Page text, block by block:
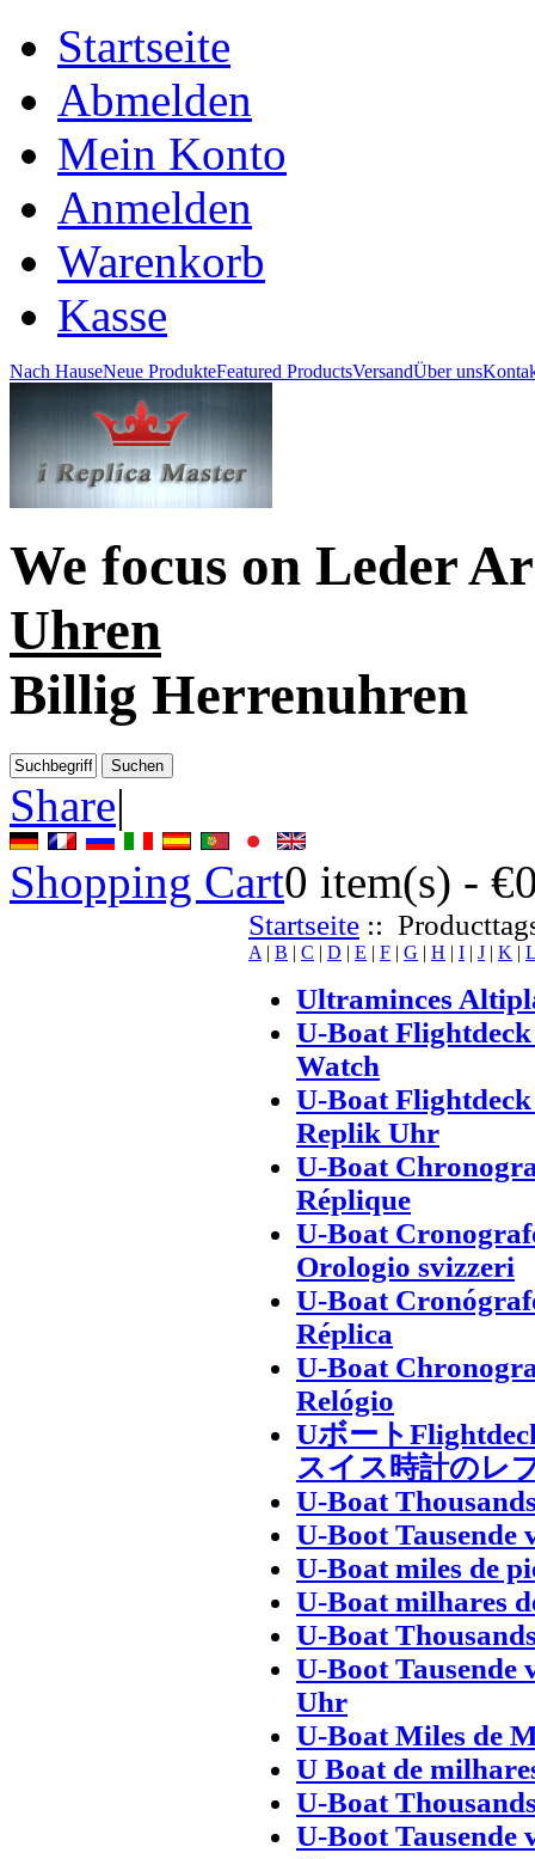
Startseite
Abmelden
Mein Konto
Anmelden
Warenkorb
Kasse
Nach HauseNeue ProdukteFeatured ProductsVersandÜber uns
We focus on Leder
Uhren
Billig Herrenuhren
Share|
Shopping Cart0 item(s) -
Startseite ::
A | B | C | D | E | F | G | H | I | J | K | L
Ultraminces
U-Boat
Watch
U-Boat
Replik Uhr
U-Boat
Réplique
U-Boat
Orologio svizzeri
U-Boat
Réplica
U-Boat
Relógio
Uボート
スイス時計のレ
U-Boat
U-Boot Tausende
U-Boat miles de
U-Boat milhares
U-Boat
U-Boot Tausende
Uhr
U-Boat Miles de
U Boat de
U-Boat
U-Boot Tausende